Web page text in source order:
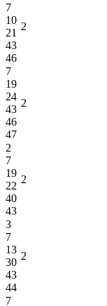
7
10
21
43
46
2
7
19
24
43
46
47
2
2
7
19
22
40
43
2
3
7
13
30
43
44
2
7